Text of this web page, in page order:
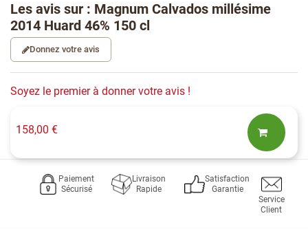
Les avis sur : Magnum Calvados millésime
2014 Huard 46% 150 cl
Donnez votre avis
Soyez le premier à donner votre avis !
158,00 €
Paiement
Sécurisé
Livraison
Rapide
Satisfaction
Garantie
Service
Client